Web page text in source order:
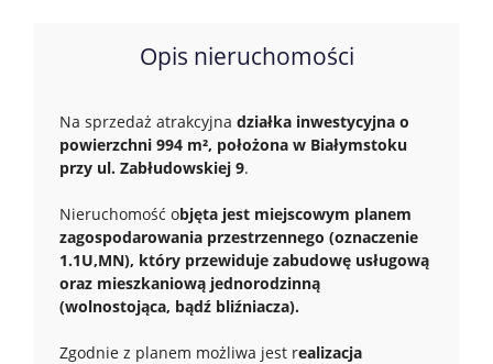
Opis nieruchomości
Na sprzedaż atrakcyjna działka inwestycyjna o
powierzchni 994 m², położona w Białymstoku
przy ul. Zabłudowskiej 9.
Nieruchomość objęta jest miejscowym planem
zagospodarowania przestrzennego (oznaczenie
1.1U,MN), który przewiduje zabudowę usługową
oraz mieszkaniową jednorodzinną
(wolnostojąca, bądź bliźniacza).
Zgodnie z planem możliwa jest realizacja